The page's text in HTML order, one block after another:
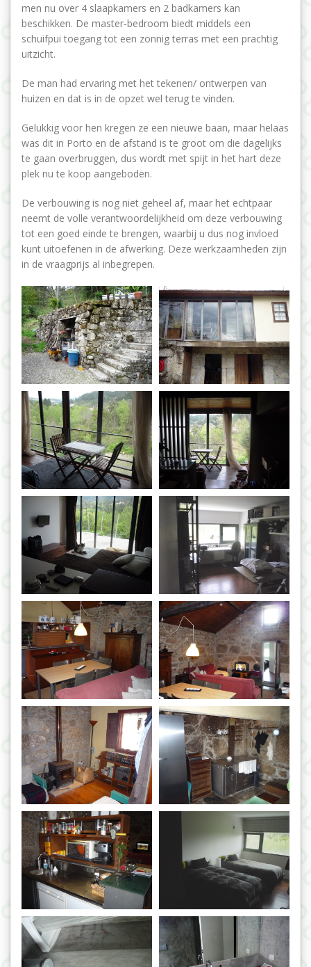
men nu over 4 slaapkamers en 2 badkamers kan
beschikken. De master-bedroom biedt middels een
schuifpui toegang tot een zonnig terras met een prachtig
uitzicht.
De man had ervaring met het tekenen/ ontwerpen van
huizen en dat is in de opzet wel terug te vinden.
Gelukkig voor hen kregen ze een nieuwe baan, maar helaas
was dit in Porto en de afstand is te groot om die dagelijks
te gaan overbruggen, dus wordt met spijt in het hart deze
plek nu te koop aangeboden.
De verbouwing is nog niet geheel af, maar het echtpaar
neemt de volle verantwoordelijkheid om deze verbouwing
tot een goed einde te brengen, waarbij u dus nog invloed
kunt uitoefenen in de afwerking. Deze werkzaamheden zijn
in de vraagprijs al inbegrepen.